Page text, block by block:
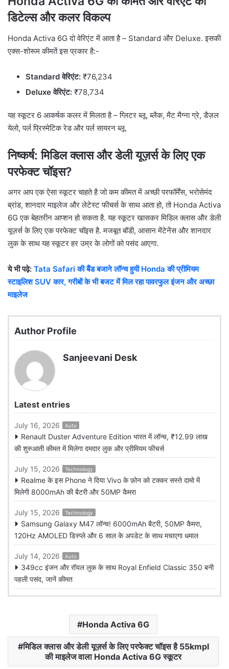
डिटेल्स और कलर विकल्प
Honda Activa 6G दो वेरिएंट में आता है – Standard और Deluxe. इसकी
एक्स-शोरूम कीमतें इस प्रकार है:-
Standard वेरिएंट: ₹76,234
Deluxe वेरिएंट: ₹78,734
यह स्कूटर 6 आकर्षक कलर में मिलता है – ग्लिटर ब्लू, ब्लैक, मैट मैग्ना ग्रे, डैज़ल
येलो, पर्ल प्रिस्मेटिक रेड और पर्ल सायरन ब्लू.
निष्कर्ष: मिडिल क्लास और डेली यूज़र्स के लिए एक
परफेक्ट चॉइस?
अगर आप एक ऐसा स्कूटर चाहते है जो कम कीमत में अच्छी परफॉर्मेंस, भरोसेमंद
ब्रांड, शानदार माइलेज और लेटेस्ट फीचर्स के साथ आता हो, तो Honda Activa
6G एक बेहतरीन आप्शन हो सकता है. यह स्कूटर खासकर मिडिल क्लास और डेली
यूज़र्स के लिए एक परफेक्ट चॉइस है. मजबूत बॉडी, आसान मेंटेनेंस और शानदार
लुक के साथ यह स्कूटर हर उम्र के लोगों को पसंद आएगा.
ये भी पढ़े: Tata Safari की बैंड बजाने लॉन्च हुयी Honda की प्रीमियम
स्टाइलिश SUV कार, गरीबों के भी बजट में मिल रहा पावरफुल इंजन और अच्छा
माइलेज
Author Profile
Sanjeevani Desk
Latest entries
July 16, 2026 Auto
Renault Duster Adventure Edition भारत में लॉन्च, ₹12.99 लाख
की शुरुआती कीमत में मिलेगा दमदार लुक और प्रीमियम फीचर्स
July 15, 2026 Technology
Realme के इस Phone ने दिया Vivo के फ़ोन को टक्कर सस्ते दामो में
मिलेगी 8000mAh की बैटरी और 50MP कैमरा
July 15, 2026 Technology
Samsung Galaxy M47 लॉन्च! 6000mAh बैटरी, 50MP कैमरा,
120Hz AMOLED डिस्प्ले और 6 साल के अपडेट के साथ मचाएगा धमाल
July 14, 2026 Auto
349cc इंजन और रॉयल लुक के साथ Royal Enfield Classic 350 बनी
पहली पसंद, जानें कीमत
Honda Activa 6G
मिडिल क्लास और डेली यूज़र्स के लिए परफेक्ट चॉइस है 55kmpl
की माइलेज वाला Honda Activa 6G स्कूटर